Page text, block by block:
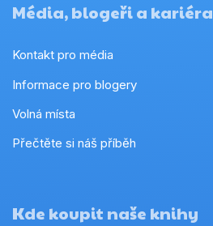
Média, blogeři a kariéra
Kontakt pro média
Informace pro blogery
Volná místa
Přečtěte si náš příběh
Kde koupit naše knihy